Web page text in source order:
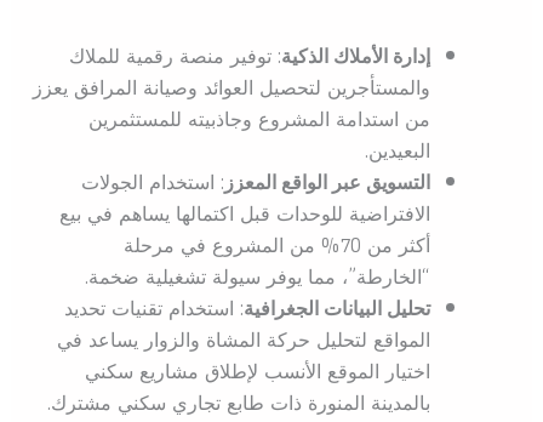
إدارة الأملاك الذكية: توفير منصة رقمية للملاك
والمستأجرين لتحصيل العوائد وصيانة المرافق يعزز
من استدامة المشروع وجاذبيته للمستثمرين
البعيدين.
التسويق عبر الواقع المعزز: استخدام الجولات
الافتراضية للوحدات قبل اكتمالها يساهم في بيع
أكثر من 70% من المشروع في مرحلة
“الخارطة”، مما يوفر سيولة تشغيلية ضخمة.
تحليل البيانات الجغرافية: استخدام تقنيات تحديد
المواقع لتحليل حركة المشاة والزوار يساعد في
اختيار الموقع الأنسب لإطلاق مشاريع سكني
بالمدينة المنورة ذات طابع تجاري سكني مشترك.